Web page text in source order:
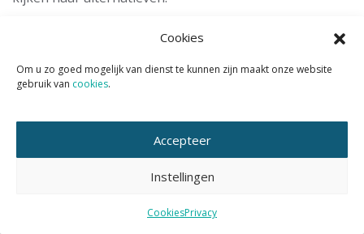
Cookies
Om u zo goed mogelijk van dienst te kunnen zijn maakt onze website
gebruik van cookies.
Accepteer
Instellingen
CookiesPrivacy
De parallellen met de netcongestie-problematiek
Stop met rapporten schrijven
probleem aan te pakken? Fred heeft daar een duidelijke
mening over. “Wij zijn in Nederland heel goed in het
stellen van doelen en in het schrijven van rapporten.
Daar moeten we mee ophouden. In België hebben ze
nieuw gebouw een regenwatersysteem hebben. En je